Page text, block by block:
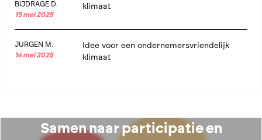
BIJDRAGE D.
15 mei 2025
klimaat
JURGEN M.
14 mei 2025
Idee voor een ondernemersvriendelijk
klimaat
Samen naar participatie en